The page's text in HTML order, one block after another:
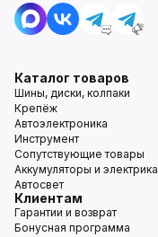
Каталог товаров
Шины, диски, колпаки
Крепёж
Автоэлектроника
Инструмент
Сопутствующие товары
Аккумуляторы и электрика
Автосвет
Клиентам
Гарантии и возврат
Бонусная программа